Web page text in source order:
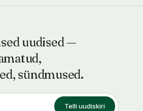
uudised —
sündmused.
Telli uudiskiri